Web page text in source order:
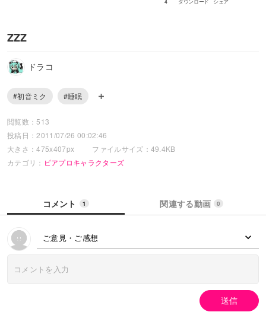
ZZZ
ドラコ
#初音ミク #睡眠
閲覧数：513
投稿日：2011/07/26 00:02:46
大きさ：475x407px
ファイルサイズ：49.4KB
カテゴリ： ピアプロキャラクターズ
コメント 1 関連する動画 0
ご意見・ご感想
送信